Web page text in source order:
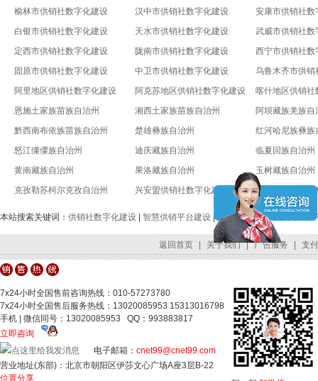
榆林市供销社数字化建设
汉中市供销社数字化建设
安康市供销社数
白银市供销社数字化建设
天水市供销社数字化建设
武威市供销社数
定西市供销社数字化建设
陇南市供销社数字化建设
西宁市供销社数
固原市供销社数字化建设
中卫市供销社数字化建设
乌鲁木齐市供销
阿里地区供销社数字化建设
阿克苏地区供销社数字化建设
喀什地区供销社
恩施土家族苗族自治州
湘西土家族苗族自治州
阿坝藏族羌族自
黔西南布依族苗族自治州
楚雄彝族自治州
红河哈尼族彝族
怒江傈僳族自治州
迪庆藏族自治州
临夏回族自治州
黄南藏族自治州
果洛藏族自治州
玉树藏族自治州
克孜勒苏柯尔克孜自治州
兴安盟供销社数字化建设 锡林郭勒盟供销
本站搜索关键词： 供销社数字化建设 | 智慧供销平台建设 | 全国供销合作社数字供销
返回首页 | 关于我们 | 广告服务 | 支
7x24小时全国售前咨询热线：010-57273780
7x24小时全国售后服务热线：13020085953 15313016798
手机 | 微信同号：13020085953 QQ：993883817
立即咨询
电子邮箱： cnet99@cnet99.com
营业地址(东部)：北京市朝阳区伊莎文心广场A座3层B-22
位置分享